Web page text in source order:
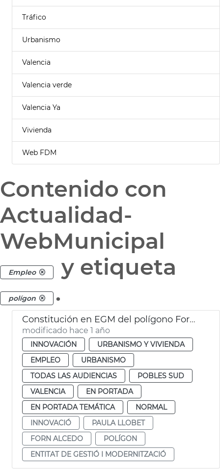
Tráfico
Urbanismo
Valencia
Valencia verde
Valencia Ya
Vivienda
Web FDM
Contenido con
Actualidad-
WebMunicipal
Empleo y etiqueta
polígon .
Constitución en EGM del polígono Forn d'Alcedo
modificado hace 1 año
INNOVACIÓN
URBANISMO Y VIVIENDA
EMPLEO
URBANISMO
TODAS LAS AUDIENCIAS
POBLES SUD
VALENCIA
EN PORTADA
EN PORTADA TEMÁTICA
NORMAL
INNOVACIÓ
PAULA LLOBET
FORN ALCEDO
POLÍGON
ENTITAT DE GESTIÓ I MODERNITZACIÓ